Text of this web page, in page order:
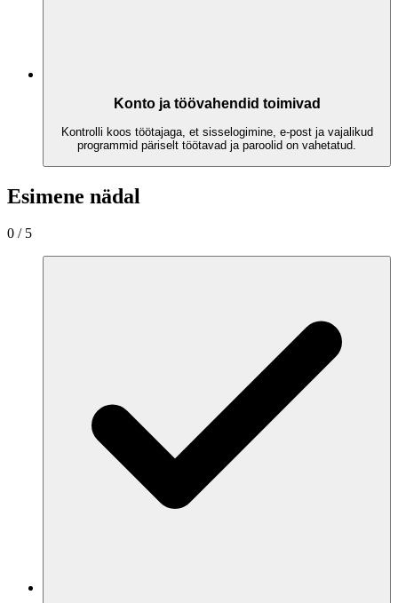
Konto ja töövahendid toimivad
Kontrolli koos töötajaga, et sisselogimine, e-post ja vajalikud
programmid päriselt töötavad ja paroolid on vahetatud.
Esimene nädal
0 / 5